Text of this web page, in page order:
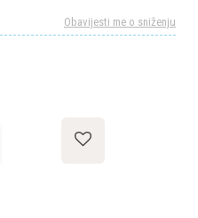
Obavijesti me o sniženju